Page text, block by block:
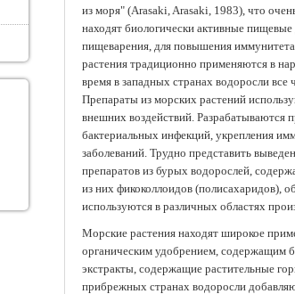
из моря" (Arasaki, Arasaki, 1983), что
находят биологически активные
пищеварения, для повышения
растения традиционно применяются в
время в западных странах водоросли
Препараты из морских растений
внешних воздействий. Разрабатываются
бактериальных инфекций, укрепления
заболеваний. Трудно представить
препаратов из бурых водорослей,
из них фикоколлоидов (полисахаридов),
используются в различных областях
Морские растения находят широкое
органическим удобрением, содержащим
экстракты, содержащие растительные
прибрежных странах водоросли